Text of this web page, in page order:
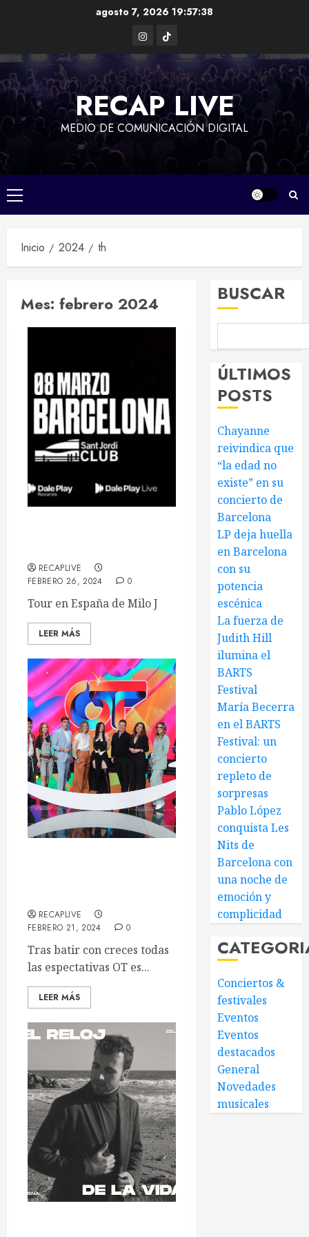
agosto 7, 2026 19:57:39
Instagram
TikTok
RECAP LIVE
MEDIO DE COMUNICACIÓN DIGITAL
Menú
principal
Inicio 2024 th
Mes: febrero 2024
RECAPLIVE
FEBRERO 26, 2024
0
Tour en España de Milo J
LEER MÁS
RECAPLIVE
FEBRERO 21, 2024
0
Tras batir con creces todas
las espectativas OT es...
LEER MÁS
BUSCAR
ÚLTIMOS
POSTS
Chayanne
reivindica que
“la edad no
existe” en su
concierto de
Barcelona
LP deja huella
en Barcelona
con su
potencia
escénica
La fuerza de
Judith Hill
ilumina el
BARTS
Festival
María Becerra
en el BARTS
Festival: un
concierto
repleto de
sorpresas
Pablo López
conquista Les
Nits de
Barcelona con
una noche de
emoción y
complicidad
Conciertos &
festivales
Eventos
Eventos
destacados
General
Novedades
musicales